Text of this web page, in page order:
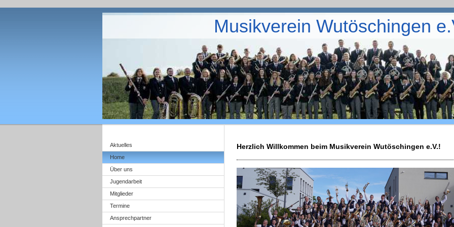
Musikverein Wutöschingen
Aktuelles
Home
Über uns
Jugendarbeit
Mitglieder
Termine
Ansprechpartner
Herzlich Willkommen beim Musikverein Wutöschingen e.V.!